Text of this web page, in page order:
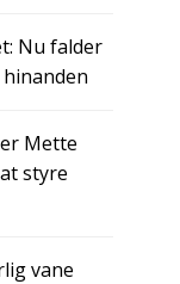
Nu falder
Mette
styre
vane